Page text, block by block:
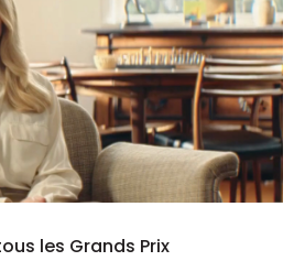
les Grands Prix